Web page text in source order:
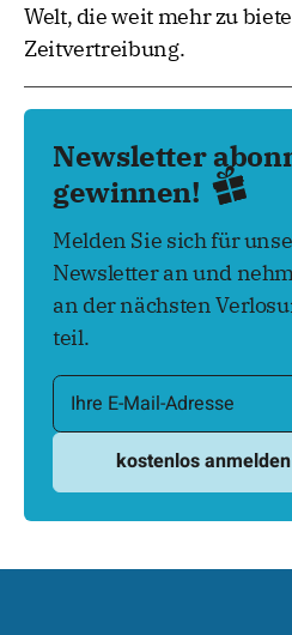
Welt, die weit mehr zu
Zeitvertreibung.
Newsletter
gewinnen!
Melden Sie sich für
Newsletter an und
an der nächsten
teil.